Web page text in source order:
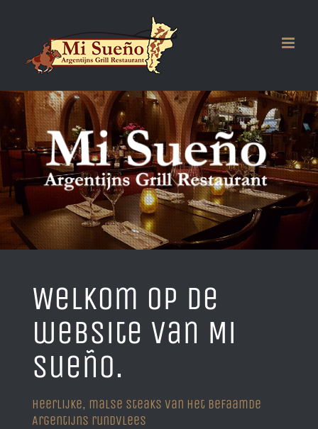
inhoud
Mi
Sueño
Welkom op de
website van Mi
Sueño.
Heerlijke, malse steaks van het befaamde
Argentijns rundvlees